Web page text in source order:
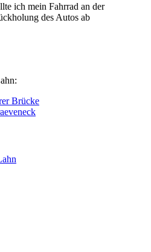
ich mein Fahrrad an der
des Autos ab
Brücke